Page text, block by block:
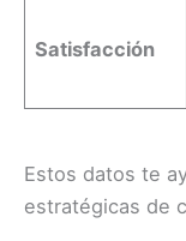
Satisfacción
Estos datos te
estratégicas de